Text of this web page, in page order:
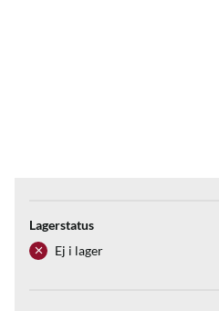
Lagerstatus
Ej i lager